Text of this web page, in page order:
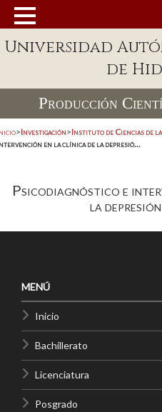
Universidad
de
Producción
>Investigación>Instituto de Ciencias de
en la clínica de la depresió...
Psicodiagnóstico e
la
MENÚ
Inicio
Bachillerato
Licenciatura
Posgrado